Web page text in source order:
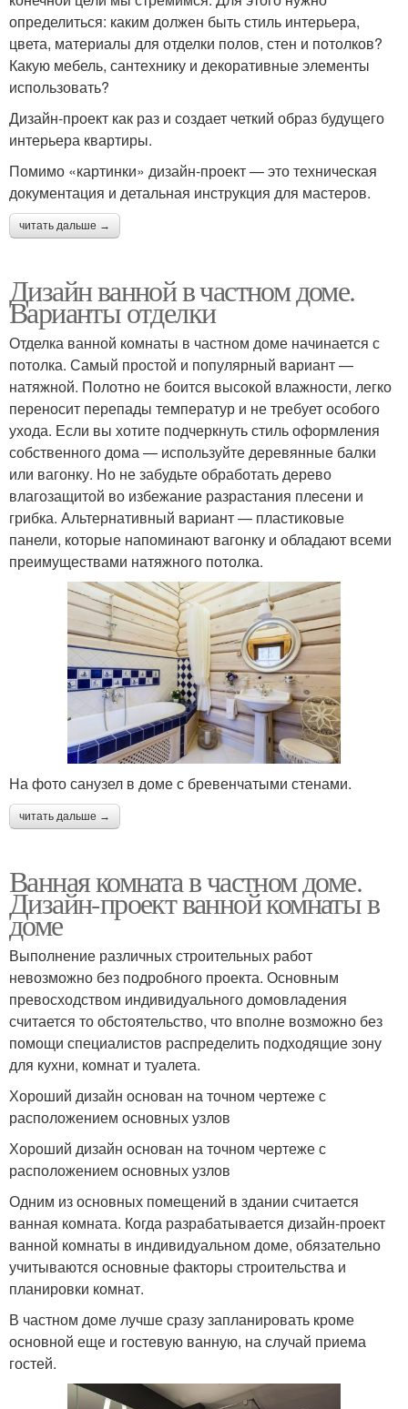
определиться: каким должен быть стиль интерьера,
цвета, материалы для отделки полов, стен и потолков?
Какую мебель, сантехнику и декоративные элементы
использовать?
Дизайн-проект как раз и создает четкий образ будущего
интерьера квартиры.
Помимо «картинки» дизайн-проект — это техническая
документация и детальная инструкция для мастеров.
читать дальше →
Дизайн ванной в частном доме.
Варианты отделки
Отделка ванной комнаты в частном доме начинается с
потолка. Самый простой и популярный вариант —
натяжной. Полотно не боится высокой влажности, легко
переносит перепады температур и не требует особого
ухода. Если вы хотите подчеркнуть стиль оформления
собственного дома — используйте деревянные балки
или вагонку. Но не забудьте обработать дерево
влагозащитой во избежание разрастания плесени и
грибка. Альтернативный вариант — пластиковые
панели, которые напоминают вагонку и обладают всеми
преимуществами натяжного потолка.
На фото санузел в доме с бревенчатыми стенами.
читать дальше →
Ванная комната в частном доме.
Дизайн-проект ванной комнаты в
доме
Выполнение различных строительных работ
невозможно без подробного проекта. Основным
превосходством индивидуального домовладения
считается то обстоятельство, что вполне возможно без
помощи специалистов распределить подходящие зону
для кухни, комнат и туалета.
Хороший дизайн основан на точном чертеже с
расположением основных узлов
Хороший дизайн основан на точном чертеже с
расположением основных узлов
Одним из основных помещений в здании считается
ванная комната. Когда разрабатывается дизайн-проект
ванной комнаты в индивидуальном доме, обязательно
учитываются основные факторы строительства и
планировки комнат.
В частном доме лучше сразу запланировать кроме
основной еще и гостевую ванную, на случай приема
гостей.